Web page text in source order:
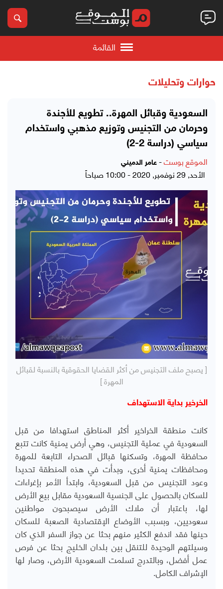
القائمة
حوارات وتحليلات
السعودية وقبائل المهرة.. تطويع للأجندة
وحرمان من التجنيس وتوزيع مذهبي واستخدام
سياسي (دراسة 2-2)
الموقع بوست- عامر الدميني
الأحد, 29 نوفمبر, 2020 - 10:00 صباحاً
[ يصبح ملف التجنيس من أكثر القضايا الحقوقية بالنسبة لقبائل
المهرة ]
الخرخير بداية الاستهداف
كانت منطقة الخراخير أكثر المناطق استهدافا من قبل
السعودية في عملية التجنيس، وهي أرض يمنية كانت تتبع
محافظة المهرة، وتسكنها قبائل الصحراء التابعة للمهرة
ومحافظات يمنية أخرى، وبدأت في هذه المنطقة تحديدا
وعود التجنيس من قبل السعودية، وابتدأ الأمر بإغراءات
للسكان بالحصول على الجنسية السعودية مقابل بيع الأرض
لها، باعتبار أن ملاك الأرض سيصبحون مواطنين
سعوديين، وبسبب الأوضاع الإقتصادية الصعبة للسكان
حينها فقد اندفع الكثير منهم بحثا عن جواز السفر الذي كان
وسيلتهم الوحيدة للتنقل بين بلدان الخليج بحثا عن فرص
عمل أفضل، وبالتدرج تسلمت السعودية الأرض، وصار لها
الإشراف الكامل.